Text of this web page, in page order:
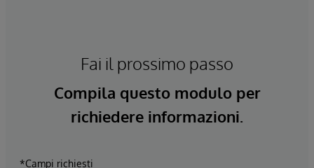
Fai il prossimo passo
Compila questo modulo per
richiedere informazioni.
*Campi richiesti